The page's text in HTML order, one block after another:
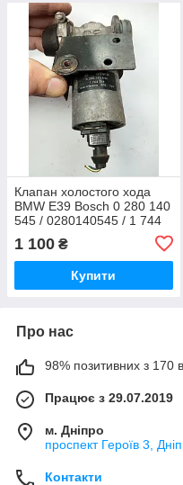
Клапан холостого хода
BMW E39 Bosch 0 280 140
545 / 0280140545 / 1 744
1 100 ₴
Купити
Про нас
98% позитивних з 170
Працює з 29.07.2019
м. Дніпро
проспект Героїв 3,
Контакти